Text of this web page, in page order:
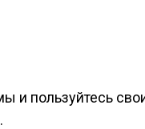
и пользуйтесь